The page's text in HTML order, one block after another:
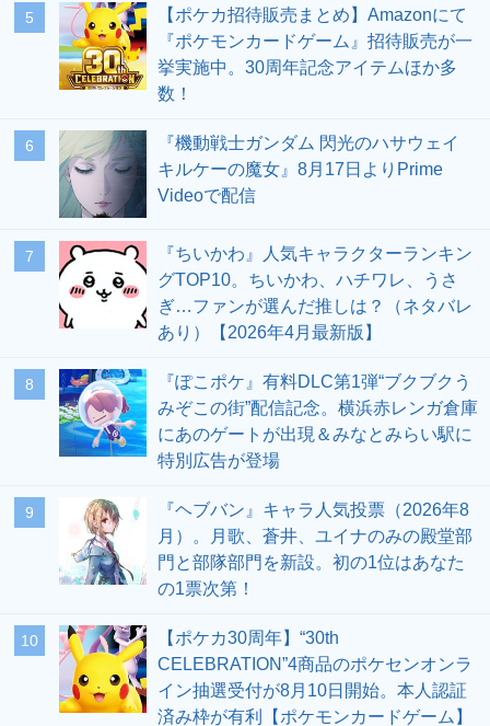
5
【ポケカ招待販売まとめ】Amazonにて
『ポケモンカードゲーム』招待販売が一
挙実施中。30周年記念アイテムほか多
数！
6
『機動戦士ガンダム 閃光のハサウェイ
キルケーの魔女』8月17日よりPrime
Videoで配信
7
『ちいかわ』人気キャラクターランキン
グTOP10。ちいかわ、ハチワレ、うさ
ぎ…ファンが選んだ推しは？（ネタバレ
あり）【2026年4月最新版】
8
『ぽこポケ』有料DLC第1弾“ブクブクう
みぞこの街”配信記念。横浜赤レンガ倉庫
にあのゲートが出現＆みなとみらい駅に
特別広告が登場
9
『ヘブバン』キャラ人気投票（2026年8
月）。月歌、蒼井、ユイナのみの殿堂部
門と部隊部門を新設。初の1位はあなた
の1票次第！
10
【ポケカ30周年】“30th
CELEBRATION”4商品のポケセンオンラ
イン抽選受付が8月10日開始。本人認証
済み枠が有利【ポケモンカードゲーム】